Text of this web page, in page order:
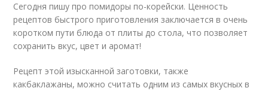
Сегодня пишу про помидоры по-корейски. Ценность
рецептов быстрого приготовления заключается в очень
коротком пути блюда от плиты до стола, что позволяет
сохранить вкус, цвет и аромат!
Рецепт этой изысканной заготовки, также
какбаклажаны, можно считать одним из самых вкусных в